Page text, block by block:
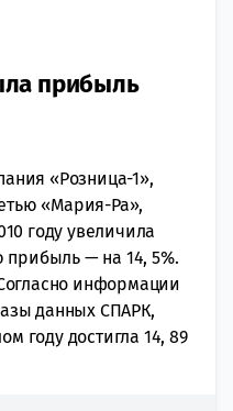
прибыль
«Розница-1»,
«Мария-Ра»,
году увеличила
прибыль — на 14, 5%.
информации
данных СПАРК,
году достигла 14, 89